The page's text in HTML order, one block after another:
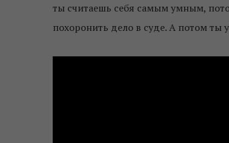
ты считаешь себя самым умным,
похоронить дело в суде. А потом ты